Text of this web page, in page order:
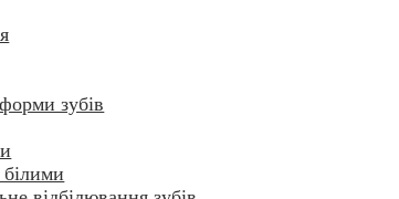
зубів